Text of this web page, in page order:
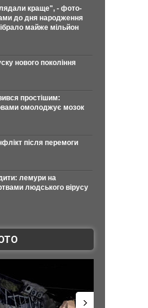
краще", - фото-
до дня народження
майже мільйон
нового покоління
простішим:
омолоджує мозок
після перемоги
лемури на
людського вірусу